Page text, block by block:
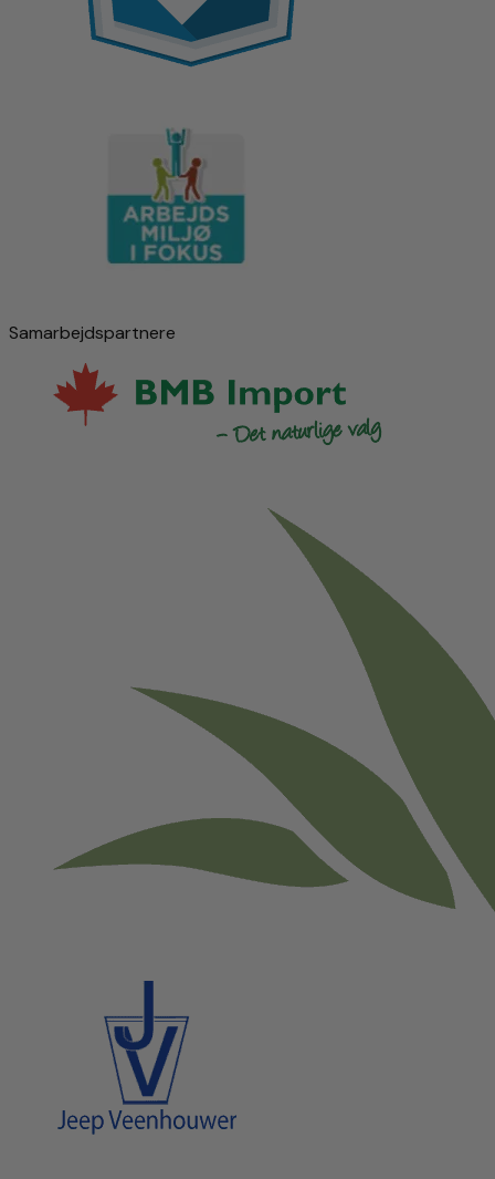
Samarbejdspartnere